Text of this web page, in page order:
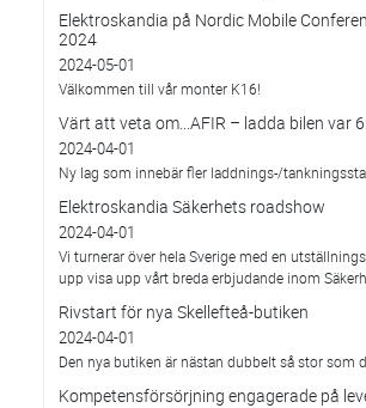
Elektroskandia på Nordic Mobile
2024
2024-05-01
Välkommen till vår monter K16!
Värt att veta om...AFIR – ladda bilen var
2024-04-01
Ny lag som innebär fler laddnings-/
Elektroskandia Säkerhets roadshow
2024-04-01
Vi turnerar över hela Sverige med en
upp visa upp vårt breda erbjudande inom
Rivstart för nya Skellefteå-butiken
2024-04-01
Den nya butiken är nästan dubbelt så stor som
Kompetensförsörjning engagerade på